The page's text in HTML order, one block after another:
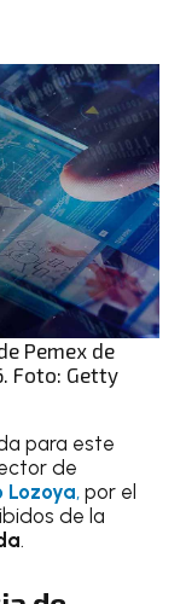
Pemex de
Foto: Getty
para este
de
Lozoya, por el
de la
.